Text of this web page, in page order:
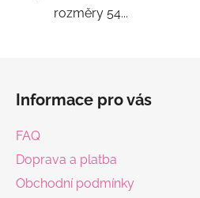
rozměry 54...
Informace pro vás
FAQ
Doprava a platba
Obchodní podmínky